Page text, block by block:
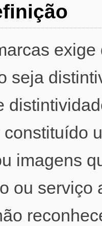
exige
seja
imagens
ou